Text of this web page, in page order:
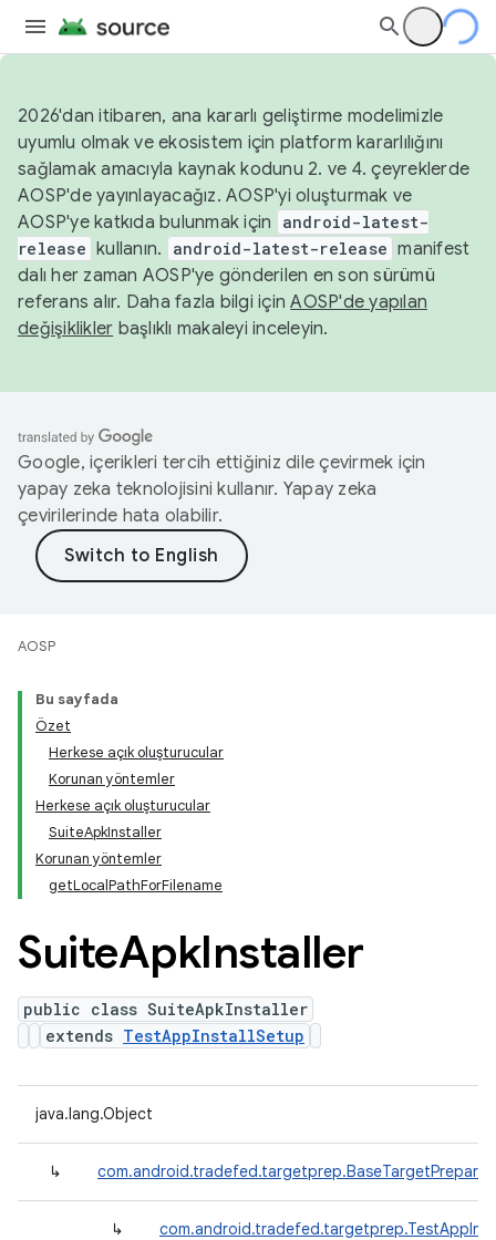
2026'dan itibaren, ana kararlı geliştirme modelimizle
uyumlu olmak ve ekosistem için platform kararlılığını
sağlamak amacıyla kaynak kodunu 2. ve 4. çeyreklerde
AOSP'de yayınlayacağız. AOSP'yi oluşturmak ve
AOSP'ye katkıda bulunmak için
android-latest-
release kullanın. android-latest-release manifest
dalı her zaman AOSP'ye gönderilen en son sürümü
referans alır. Daha fazla bilgi içinAOSP'de yapılan
değişiklikler başlıklı makaleyi inceleyin.
Google, içerikleri tercih ettiğiniz dile çevirmek için
yapay zeka teknolojisini kullanır. Yapay zeka
çevirilerinde hata olabilir.
AOSP
Bu sayfada
Özet
Herkese açık oluşturucular
Korunan yöntemler
Herkese açık oluşturucular
SuiteApkInstaller
Korunan yöntemler
getLocalPathForFilename
SuiteApkInstaller
public class SuiteApkInstaller
extends TestAppInstallSetup
java.lang.Object
↳ com.android.tradefed.targetprep.BaseTargetPreparer
↳